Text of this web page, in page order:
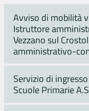
Avviso di mobilità
Istruttore
Vezzano sul
amministrativo-
Servizio di
Scuole Primarie